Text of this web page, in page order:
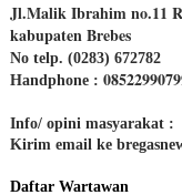
Jl.Malik Ibrahim no.11
kabupaten Brebes
No telp. (0283) 672782
Handphone :
Info/ opini masyarakat :
Kirim email ke
Daftar Wartawan